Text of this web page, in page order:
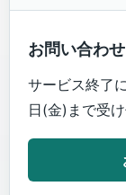
お問い合わ
サービス終了
日(金)まで受け